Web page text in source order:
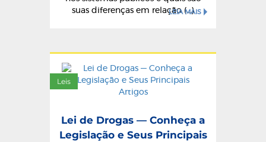
suas diferenças em relação (...)
LEIA MAIS
Leis
Lei de Drogas — Conheça a
Legislação e Seus Principais